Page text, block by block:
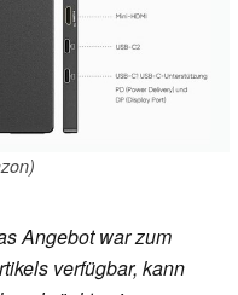
Angebot war zum
verfügbar, kann